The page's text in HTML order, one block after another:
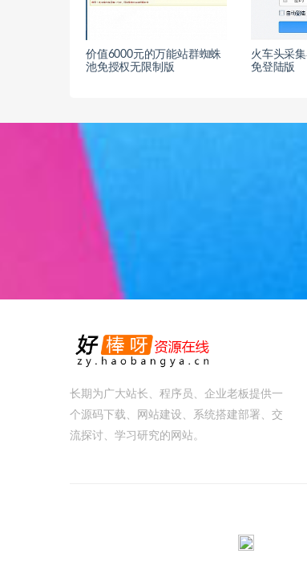
价值6000元的万能站群蜘蛛
池免授权无限制版
火车头采
免登陆版
长期为广大站长、程序员、企业老板提供一
个源码下载、网站建设、系统搭建部署、交
流探讨、学习研究的网站。